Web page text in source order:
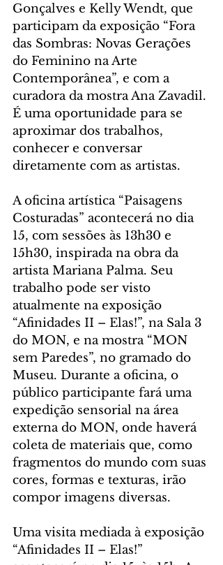
Gonçalves e Kelly Wendt, que
participam da exposição “Fora
das Sombras: Novas Gerações
do Feminino na Arte
Contemporânea”, e com a
curadora da mostra Ana Zavadil.
É uma oportunidade para se
aproximar dos trabalhos,
conhecer e conversar
diretamente com as artistas.
A oficina artística “Paisagens
Costuradas” acontecerá no dia
15, com sessões às 13h30 e
15h30, inspirada na obra da
artista Mariana Palma. Seu
trabalho pode ser visto
atualmente na exposição
“Afinidades II – Elas!”, na Sala 3
do MON, e na mostra “MON
sem Paredes”, no gramado do
Museu. Durante a oficina, o
público participante fará uma
expedição sensorial na área
externa do MON, onde haverá
coleta de materiais que, como
fragmentos do mundo com suas
cores, formas e texturas, irão
compor imagens diversas.
Uma visita mediada à exposição
“Afinidades II – Elas!”